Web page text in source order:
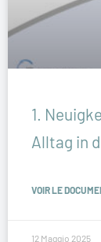
1.
Alltag in
VOIR LE
12 Maggio 2025